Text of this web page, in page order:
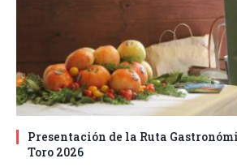
Presentación de la Ruta
Toro 2026